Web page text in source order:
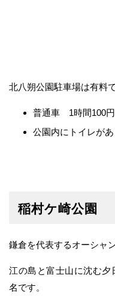
北八朔公園駐車場は有料
普通車 1時間100円
公園内にトイレが
稲村ケ崎公園
鎌倉を代表するオーシャ
江の島と富士山に沈む夕
名です。